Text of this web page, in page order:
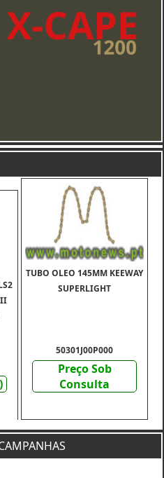
TUBO OLEO 145MM KEEWAY
SUPERLIGHT
50301J00P000
Preço Sob
Consulta